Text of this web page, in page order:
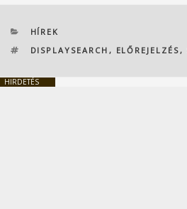
KATEGÓRIÁK
HÍREK
CÍMKÉK
DISPLAYSEARCH , ELŐREJELZÉS,
HIRDETÉS